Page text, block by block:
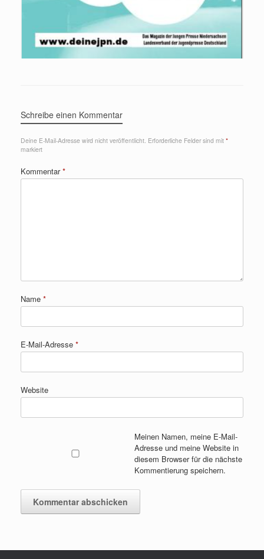
Schreibe einen Kommentar
Deine E-Mail-Adresse wird nicht veröffentlicht. Erforderliche Felder sind mit *
markiert
Kommentar*
Name *
E-Mail-Adresse *
Website
Meinen Namen, meine E-Mail-
Adresse und meine Website in
diesem Browser für die nächste
Kommentierung speichern.